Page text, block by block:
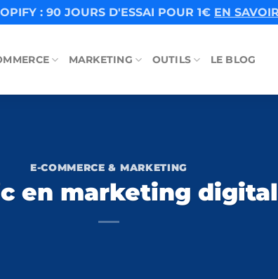
: 90 JOURS D'ESSAI POUR 1€ EN
MARKETING OUTILS LE BLOG
E-COMMERCE & MARKETING
en marketing